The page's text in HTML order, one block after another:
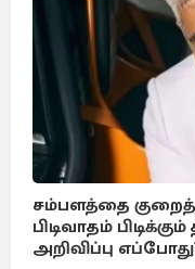
சம்பளத்தை
பிடிவாதம்
அறிவிப்பு